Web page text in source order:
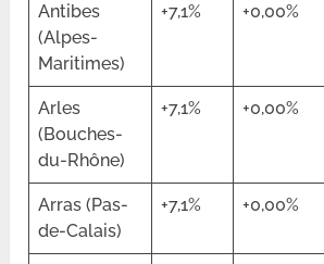
Antibes
(Alpes-
Maritimes)
+7,1% +0,00%
Arles
(Bouches-
du-Rhône)
+7,1% +0,00%
Arras (Pas-
de-Calais)
+7,1% +0,00%